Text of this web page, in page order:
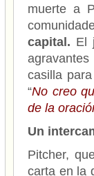
muerte a
capital. El
casilla
“No creo
de la
Un
Pitcher,
carta en la